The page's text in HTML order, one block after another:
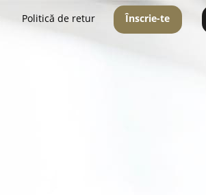
Politică de retur Înscrie-te